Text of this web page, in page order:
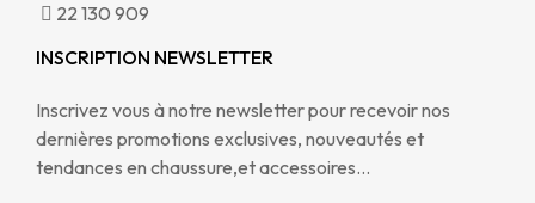
22 130 909
INSCRIPTION NEWSLETTER
Inscrivez vous à notre newsletter pour recevoir nos
dernières promotions exclusives, nouveautés et
tendances en chaussure,et accessoires…